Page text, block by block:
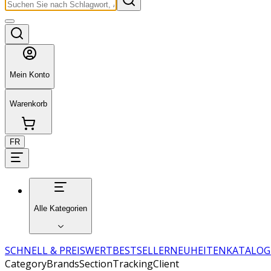
Mein Konto
Warenkorb
FR
Alle Kategorien
SCHNELL & PREISWERTBESTSELLERNEUHEITENKATALOG
CategoryBrandsSectionTrackingClient